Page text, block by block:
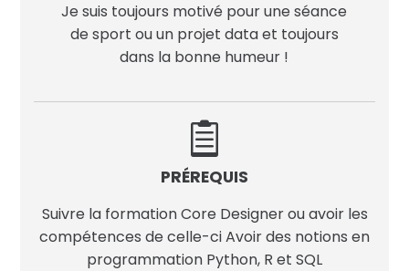
Je suis toujours motivé pour une séance
de sport ou un projet data et toujours
dans la bonne humeur !

PRÉREQUIS
Suivre la formation Core Designer ou avoir les
compétences de celle-ci Avoir des notions en
programmation Python, R et SQL